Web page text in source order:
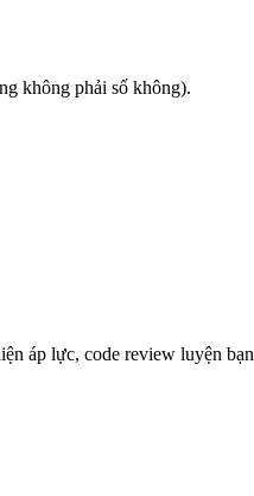
không phải số không).
áp lực, code review luyện